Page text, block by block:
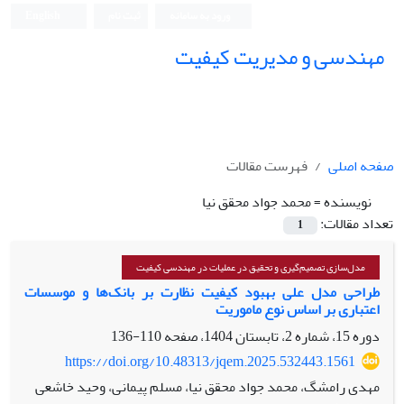
مهندسی و مدیریت کیفیت
صفحه اصلی
فهرست مقالات
نویسنده =محمد جواد محقق نیا
تعداد مقالات:
1
مدل‌سازی تصمیم‌گیری و تحقیق در عملیات در مهندسی کیفیت
طراحی مدل علی بهبود کیفیت نظارت بر بانک‌ها و موسسات
اعتباری بر اساس نوع ماموریت
دوره 15، شماره 2، تابستان 1404، صفحه
110-136
https://doi.org/10.48313/jqem.2025.532443.1561
مهدی رامشگ، محمد جواد محقق نیا، مسلم پیمانی، وحید خاشعی